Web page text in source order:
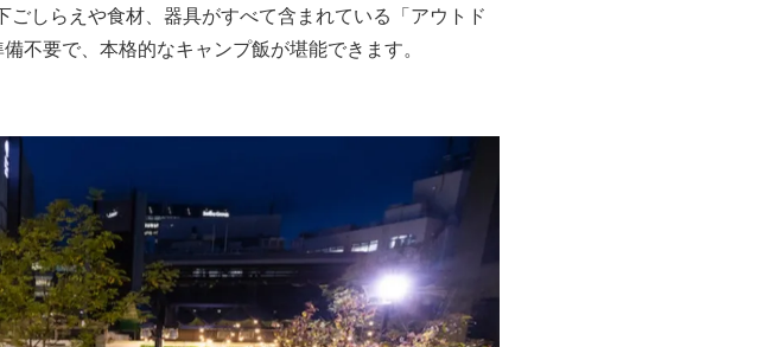
しらえや食材、器具がすべて含まれている「アウトド
不要で、本格的なキャンプ飯が堪能できます。